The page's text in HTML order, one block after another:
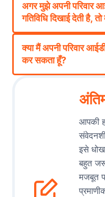
अगर मुझे अपनी परिवार
गतिविधि दिखाई देती है,
क्या मैं अपनी परिवार
कर सकता हूँ?
आपकी
इसे
बहुत
मजबूत